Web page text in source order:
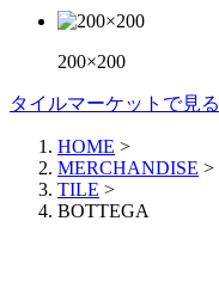
200×200
タイルマーケットで見る
HOME >
MERCHANDISE >
TILE >
BOTTEGA